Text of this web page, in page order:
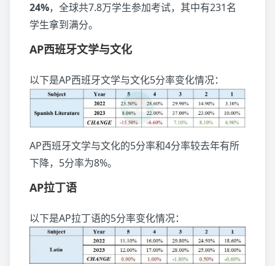
24%，全球共7.8万学生参加考试，其中有231名
学生拿到满分。
AP西班牙文学与文化
以下是AP西班牙文学与文化5分率变化情况：
AP西班牙文学与文化的5分率和4分率较去年有所
下降，5分率为8%。
AP拉丁语
以下是AP拉丁语的5分率变化情况：